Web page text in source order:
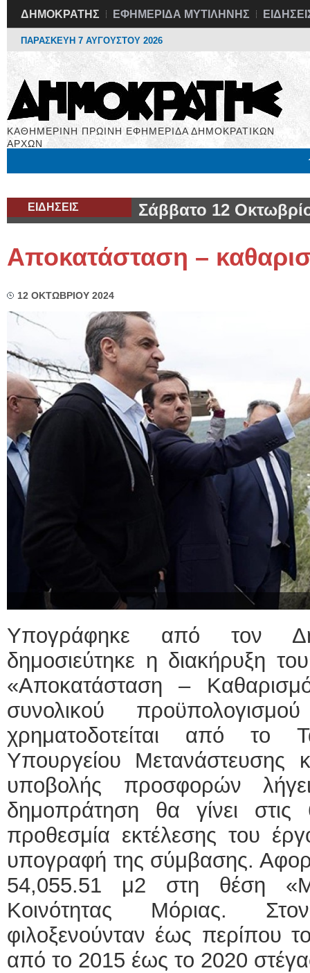
ΔΗΜΟΚΡΑΤΗΣ ΕΦΗΜΕΡΙΔΑ ΜΥΤΙΛΗΝΗΣ
ΠΑΡΑΣΚΕΥΗ 7 ΑΥΓΟΥΣΤΟΥ 2026
ΚΑΘΗΜΕΡΙΝΗ ΠΡΩΙΝΗ ΕΦΗΜΕΡΙΔΑ ΔΗΜΟΚΡΑΤΙΚΩΝ
ΑΡΧΩΝ
ΕΙΔΗΣΕΙΣ Σάββατο 12
Αποκατάσταση –
12 ΟΚΤΩΒΡΙΟΥ 2024
Υπογράφηκε από τον
δημοσιεύτηκε η διακήρυξη
«Αποκατάσταση –
συνολικού
χρηματοδοτείται από το
Υπουργείου Μετανάστευσης
υποβολής προσφορών
δημοπράτηση θα γίνει
προθεσμία εκτέλεσης του
υπογραφή της σύμβασης.
54,055.51 μ2 στη θέση
Κοινότητας Μόριας.
φιλοξενούνταν έως
από το 2015 έως το 2020